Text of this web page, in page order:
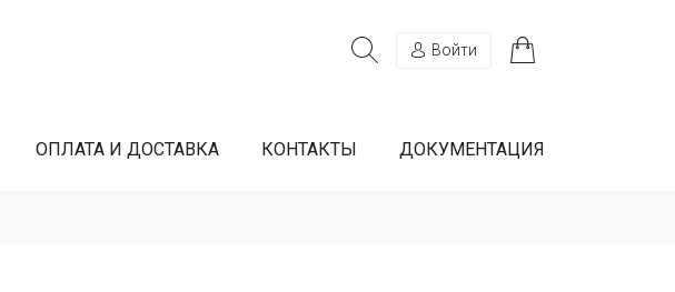
Войти
ОПЛАТА И ДОСТАВКА КОНТАКТЫ ДОКУМЕНТАЦИЯ